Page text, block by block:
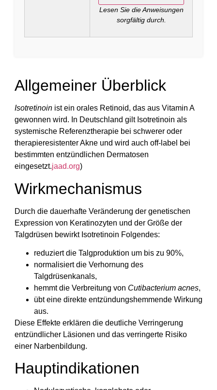
Lesen Sie die Anweisungen
sorgfältig durch.
Allgemeiner Überblick
Isotretinoin ist ein orales Retinoid, das aus Vitamin A
gewonnen wird. In Deutschland gilt Isotretinoin als
systemische Referenztherapie bei schwerer oder
therapieresistenter Akne und wird auch off-label bei
bestimmten entzündlichen Dermatosen
eingesetzt.jaad.org)
Wirkmechanismus
Durch die dauerhafte Veränderung der genetischen
Expression von Keratinozyten und der Größe der
Talgdrüsen bewirkt Isotretinoin Folgendes:
reduziert die Talgproduktion um bis zu 90%,
normalisiert die Verhornung des
Talgdrüsenkanals,
hemmt die Verbreitung von Cutibacterium acnes,
übt eine direkte entzündungshemmende Wirkung
aus.
Diese Effekte erklären die deutliche Verringerung
entzündlicher Läsionen und das verringerte Risiko
einer Narbenbildung.
Hauptindikationen